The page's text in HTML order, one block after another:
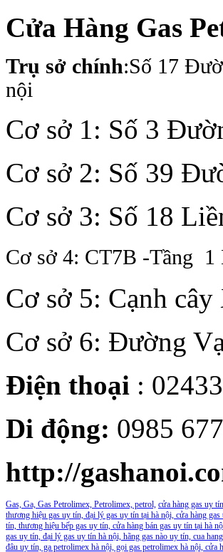
Cửa Hàng Gas
Trụ sở chính:Số 17
nội
Cơ sở 1: Số 3
Cơ sở 2: Số 39
Cơ sở 3: Số 18
Cơ sở 4: CT7B -Tầng
Cơ sở 5: Cạnh
Cơ sở 6: Đường
Điện thoại :
Di động: 0985
http://
Gas, Ga, Gas Petrolimex, Petrolimex, petrol, cửa hàng gas uy
thương hiệu gas uy tín, đại lý gas uy tín tại hà nội, cửa hàng
tín, thương hiệu bếp gas uy tín, cửa hàng bán gas uy tín tại hà
gas uy tín, đại lý gas uy tín hà nội, hãng gas nào uy tín, cua
đâu uy tín, ga petrolimex hà nội, gọi gas petrolimex hà nội,